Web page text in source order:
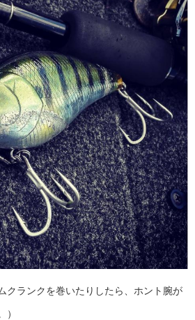
クランクを巻いたりしたら、ホント腕が
）